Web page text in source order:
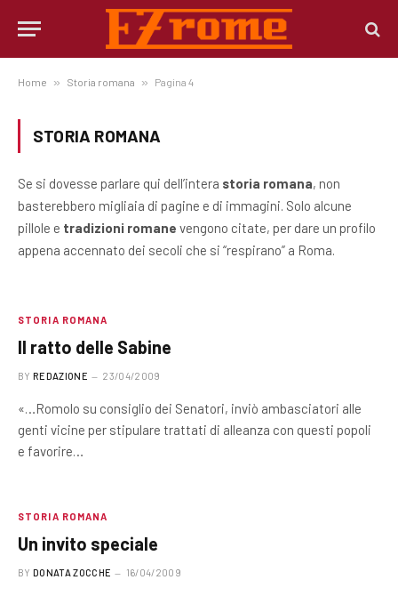
Home » Storia romana » Pagina 4
STORIA ROMANA
Se si dovesse parlare qui dell’intera storia romana, non
basterebbero migliaia di pagine e di immagini. Solo alcune
pillole e tradizioni romane vengono citate, per dare un profilo
appena accennato dei secoli che si “respirano” a Roma.
STORIA ROMANA
Il ratto delle Sabine
BY REDAZIONE 23/04/2009
«…Romolo su consiglio dei Senatori, inviò ambasciatori alle
genti vicine per stipulare trattati di alleanza con questi popoli
e favorire…
STORIA ROMANA
Un invito speciale
BY DONATA ZOCCHE 16/04/2009